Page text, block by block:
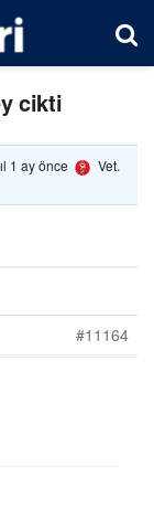
cikti
1 ay önce
Vet.
#11164